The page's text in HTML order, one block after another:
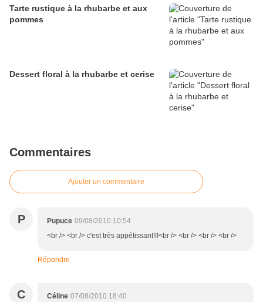
Tarte rustique à la rhubarbe et aux
pommes
Dessert floral à la rhubarbe et cerise
Commentaires
Ajouter un commentaire
P Pupuce 09/08/2010 10:54
<br /> <br /> c'est très appétissant!!!<br /> <br /> <br /> <br />
Répondre
C Céline 07/08/2010 18:40